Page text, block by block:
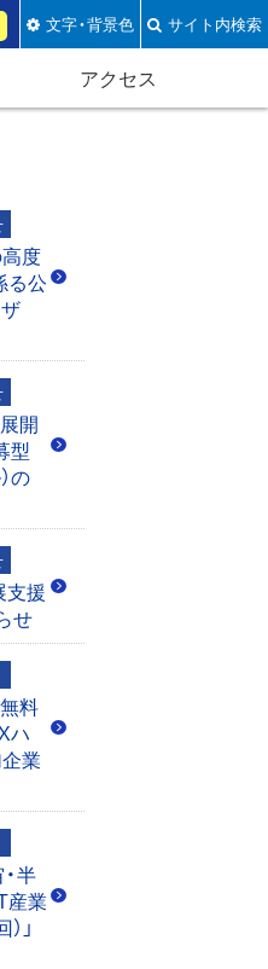
文字・背景色 サイト内検索
アクセス
度
る公
開
型
の
支援
せ
料
ハ
業
半
産業
」